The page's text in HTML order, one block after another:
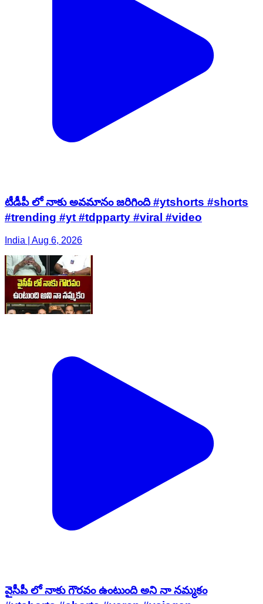
టీడీపీ లో నాకు అవమానం జరిగింది #ytshorts #shorts
#trending #yt #tdpparty #viral #video
India | Aug 6, 2026
వైసీపీ లో నాకు గౌరవం ఉంటుంది అని నా నమ్మకం